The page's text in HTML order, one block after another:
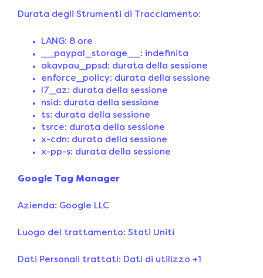
Durata degli Strumenti di Tracciamento:
LANG: 8 ore
__paypal_storage__: indefinita
akavpau_ppsd: durata della sessione
enforce_policy: durata della sessione
l7_az: durata della sessione
nsid: durata della sessione
ts: durata della sessione
tsrce: durata della sessione
x-cdn: durata della sessione
x-pp-s: durata della sessione
Google Tag Manager
Azienda: Google LLC
Luogo del trattamento: Stati Uniti
Dati Personali trattati: Dati di utilizzo +1